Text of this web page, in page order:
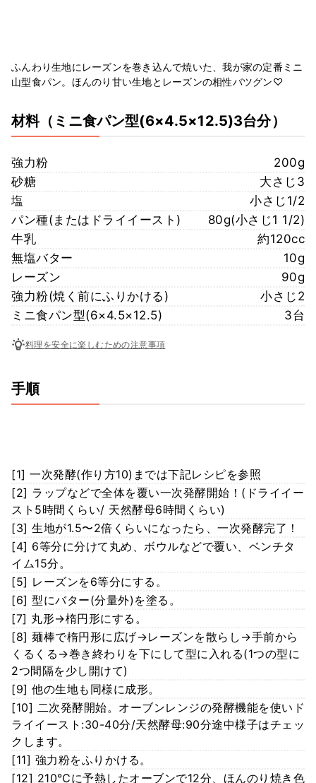
ふんわり生地にレーズンを巻き込んで焼いた、我が家の定番ミニ
山型食パン。ほんのり甘い生地とレーズンの相性バツグン♡
材料（ミニ食パン型(6×4.5×12.5)3台分）
強力粉
200g
砂糖
大さじ3
塩
小さじ1/2
パン種(またはドライイースト)
80g(小さじ1 1/2)
牛乳
約120cc
無塩バター
10g
レーズン
90g
強力粉(焼く前にふりかける)
小さじ2
ミニ食パン型(6×4.5×12.5)
3台
料理を安全に楽しむための注意事項
手順
[1] 一次発酵(作り方10)までは下記レシピを参照
[2] ラップなどで全体を覆い一次発酵開始！(ドライイー
スト5時間くらい/ 天然酵母6時間くらい)
[3] 生地が1.5〜2倍くらいになったら、一次発酵完了！
[4] 6等分に分けて丸め、ボウルなどで覆い、ベンチタ
イム15分。
[5] レーズンを6等分にする。
[6] 型にバター(分量外)を塗る。
[7] 丸形→楕円形にする。
[8] 麺棒で楕円形に広げ→レーズンを散らし→手前から
くるくる→巻き終わりを下にして型に入れる(1つの型に
2つ間隔を少し開けて)
[9] 他の生地も同様に成形。
[10] 二次発酵開始。オーブンレンジの発酵機能を使いド
ライイースト:30-40分/天然酵母:90分途中様子はチェッ
クします。
[11] 強力粉をふりかける。
[12] 210℃に予熱したオーブンで12分、ほんのり焼き色